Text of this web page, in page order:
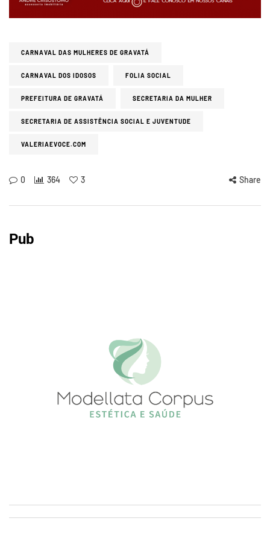
CARNAVAL DAS MULHERES DE GRAVATÁ
CARNAVAL DOS IDOSOS FOLIA SOCIAL
PREFEITURA DE GRAVATÁ SECRETARIA DA MULHER
SECRETARIA DE ASSISTÊNCIA SOCIAL E JUVENTUDE
VALERIAEVOCE.COM
0 364 3 Share
Pub